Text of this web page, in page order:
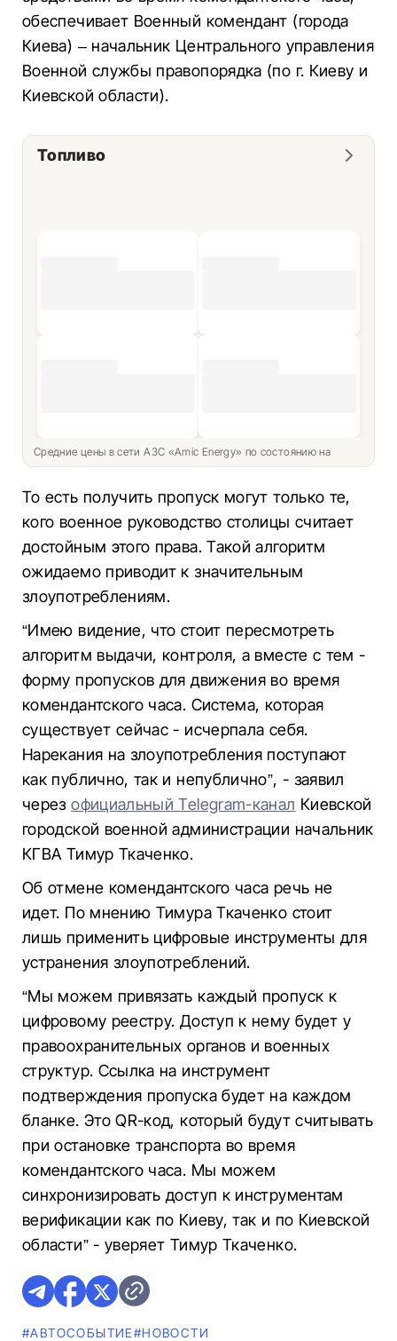
обеспечивает Военный комендант (города
Киева) – начальник Центрального управления
Военной службы правопорядка (по г. Киеву и
Киевской области).
Топливо
Средние цены в сети АЗС «Amic Energy» по состоянию на
То есть получить пропуск могут только те,
кого военное руководство столицы считает
достойным этого права. Такой алгоритм
ожидаемо приводит к значительным
злоупотреблениям.
“Имею видение, что стоит пересмотреть
алгоритм выдачи, контроля, а вместе с тем -
форму пропусков для движения во время
комендантского часа. Система, которая
существует сейчас - исчерпала себя.
Нарекания на злоупотребления поступают
как публично, так и непублично”, - заявил
черезофициальный Telegram-канал Киевской
городской военной администрации начальник
КГВА Тимур Ткаченко.
Об отмене комендантского часа речь не
идет. По мнению Тимура Ткаченко стоит
лишь применить цифровые инструменты для
устранения злоупотреблений.
“Мы можем привязать каждый пропуск к
цифровому реестру. Доступ к нему будет у
правоохранительных органов и военных
структур. Ссылка на инструмент
подтверждения пропуска будет на каждом
бланке. Это QR-код, который будут считывать
при остановке транспорта во время
комендантского часа. Мы можем
синхронизировать доступ к инструментам
верификации как по Киеву, так и по Киевской
области” - уверяет Тимур Ткаченко.
#АВТОСОБЫТИЕ#НОВОСТИ